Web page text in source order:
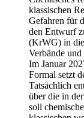
klassischen
Gefahren für
den Entwurf
(KrWG) in
Verbände
Im Januar
Formal setzt
Tatsächlich
über die in
soll